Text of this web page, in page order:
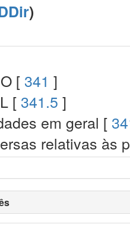
)
[ 341 ]
[ 341.5 ]
em geral [
relativas às